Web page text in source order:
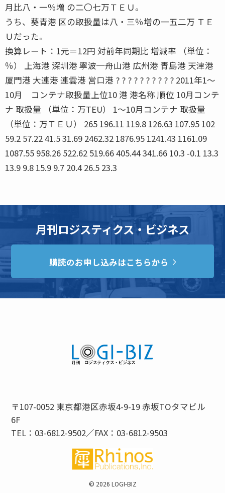
月比八・一％増 の二〇七万ＴＥＵ。
うち、葵青港 区の取扱量は八・三％増の一五二万 ＴＥ
Ｕだった。
換算レート：1元＝12円 対前年同期比 増減率 （単位：
％） 上海港 深圳港 寧波─舟山港 広州港 青島港 天津港
厦門港 大連港 連雲港 営口港 ? ? ? ? ? ? ? ? ? ? 2011年1〜
10月 コンテナ取扱量上位10 港 港名称 順位 10月コンテ
ナ 取扱量 （単位：万TEU） 1〜10月コンテナ 取扱量
（単位：万ＴＥＵ） 265 196.11 119.8 126.63 107.95 102
59.2 57.22 41.5 31.69 2462.32 1876.95 1241.43 1161.09
1087.55 958.26 522.62 519.66 405.44 341.66 10.3 -0.1 13.3
13.9 9.8 15.9 9.7 20.4 26.5 23.3
月刊ロジスティクス・ビジネス
購読のお申し込みはこちらから
〒107-0052 東京都港区赤坂4-9-19 赤坂TOタマビル
6F
TEL：03-6812-9502／FAX：03-6812-9503
© 2026 LOGI-BIZ